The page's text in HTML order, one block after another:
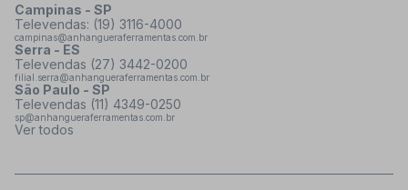
Campinas - SP
Televendas: (19) 3116-4000
campinas@anhangueraferramentas.com.br
Serra - ES
Televendas (27) 3442-0200
filial.serra@anhangueraferramentas.com.br
São Paulo - SP
Televendas (11) 4349-0250
sp@anhangueraferramentas.com.br
Ver todos